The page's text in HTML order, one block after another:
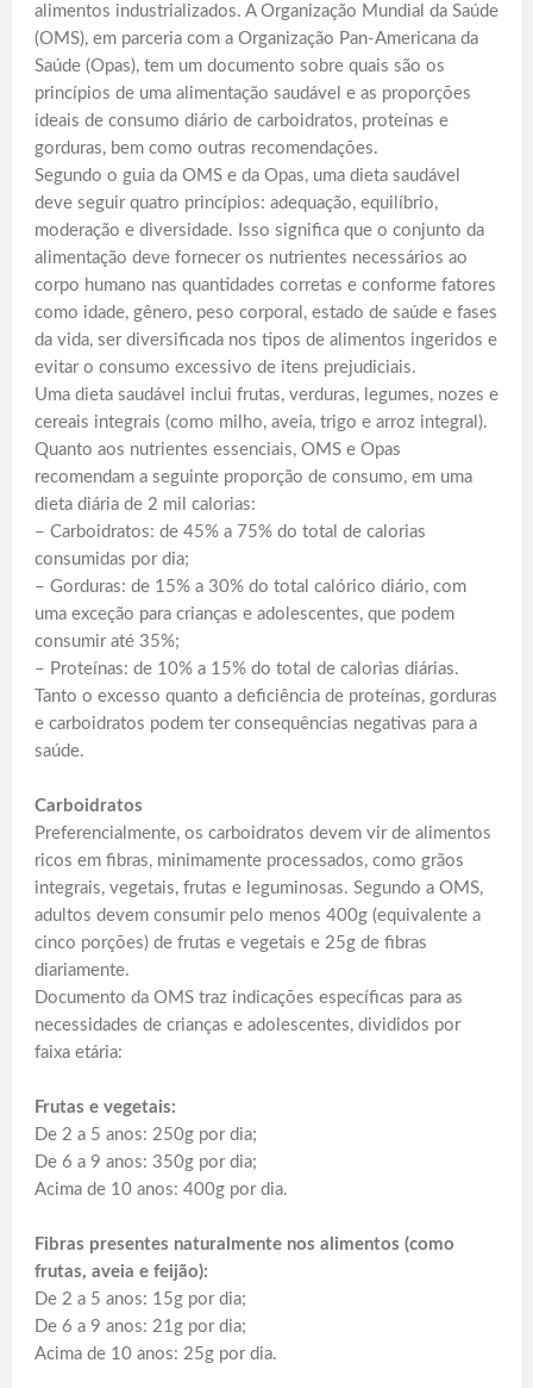
alimentos industrializados. A Organização Mundial da Saúde
(OMS), em parceria com a Organização Pan-Americana da
Saúde (Opas), tem um documento sobre quais são os
princípios de uma alimentação saudável e as proporções
ideais de consumo diário de carboidratos, proteínas e
gorduras, bem como outras recomendações.
Segundo o guia da OMS e da Opas, uma dieta saudável
deve seguir quatro princípios: adequação, equilíbrio,
moderação e diversidade. Isso significa que o conjunto da
alimentação deve fornecer os nutrientes necessários ao
corpo humano nas quantidades corretas e conforme fatores
como idade, gênero, peso corporal, estado de saúde e fases
da vida, ser diversificada nos tipos de alimentos ingeridos e
evitar o consumo excessivo de itens prejudiciais.
Uma dieta saudável inclui frutas, verduras, legumes, nozes e
cereais integrais (como milho, aveia, trigo e arroz integral).
Quanto aos nutrientes essenciais, OMS e Opas
recomendam a seguinte proporção de consumo, em uma
dieta diária de 2 mil calorias:
– Carboidratos: de 45% a 75% do total de calorias
consumidas por dia;
– Gorduras: de 15% a 30% do total calórico diário, com
uma exceção para crianças e adolescentes, que podem
consumir até 35%;
– Proteínas: de 10% a 15% do total de calorias diárias.
Tanto o excesso quanto a deficiência de proteínas, gorduras
e carboidratos podem ter consequências negativas para a
saúde.
Carboidratos
Preferencialmente, os carboidratos devem vir de alimentos
ricos em fibras, minimamente processados, como grãos
integrais, vegetais, frutas e leguminosas. Segundo a OMS,
adultos devem consumir pelo menos 400g (equivalente a
cinco porções) de frutas e vegetais e 25g de fibras
diariamente.
Documento da OMS traz indicações específicas para as
necessidades de crianças e adolescentes, divididos por
faixa etária:
Frutas e vegetais:
De 2 a 5 anos: 250g por dia;
De 6 a 9 anos: 350g por dia;
Acima de 10 anos: 400g por dia.
Fibras presentes naturalmente nos alimentos (como
frutas, aveia e feijão):
De 2 a 5 anos: 15g por dia;
De 6 a 9 anos: 21g por dia;
Acima de 10 anos: 25g por dia.